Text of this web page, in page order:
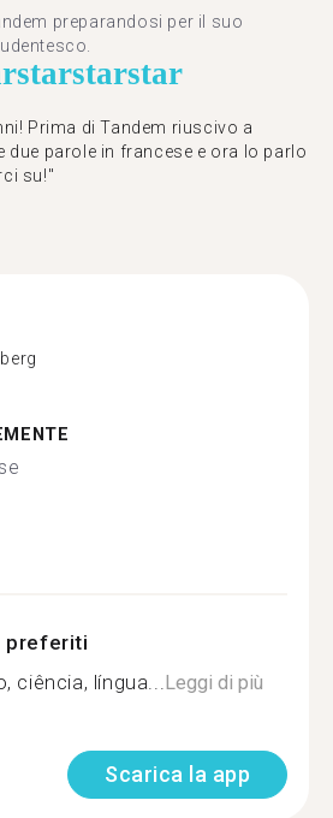
preparandosi per il suo
starstarstar
Prima di Tandem riuscivo a
due parole in francese e ora lo parlo
su!"
preferiti
ciência, língua...Leggi di più
Scarica la app